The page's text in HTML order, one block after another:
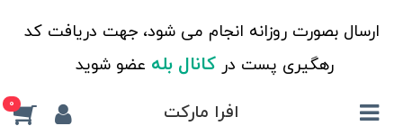
ارسال بصورت روزانه انجام می شود، جهت دریافت کد
رهگیری پست درکانال بله عضو شوید
افرا مارکت 0